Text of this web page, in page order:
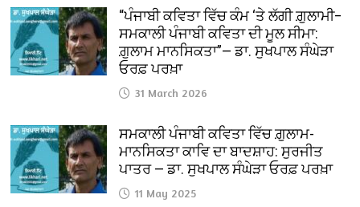
“ਪੰਜਾਬੀ ਕਵਿਤਾ ਵਿੱਚ ਕੰਮ ‘ਤੇ ਲੱਗੀ ਗ਼ੁਲਾਮੀ–
ਸਮਕਾਲੀ ਪੰਜਾਬੀ ਕਵਿਤਾ ਦੀ ਮੂਲ ਸੀਮਾ:
ਗ਼ੁਲਾਮ ਮਾਨਸਿਕਤਾ”— ਡਾ. ਸੁਖਪਾਲ ਸੰਘੇੜਾ
ਓਰਫ਼ ਪਰਖ਼ਾ
31 March 2026
ਸਮਕਾਲੀ ਪੰਜਾਬੀ ਕਵਿਤਾ ਵਿੱਚ ਗ਼ੁਲਾਮ-
ਮਾਨਸਿਕਤਾ ਕਾਵਿ ਦਾ ਬਾਦਸ਼ਾਹ: ਸੁਰਜੀਤ
ਪਾਤਰ — ਡਾ. ਸੁਖਪਾਲ ਸੰਘੇੜਾ ਓਰਫ਼ ਪਰਖ਼ਾ
11 May 2025